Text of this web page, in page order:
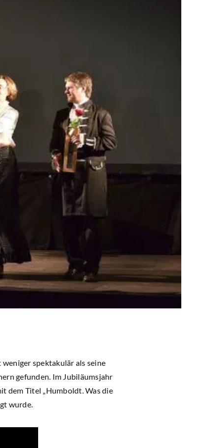
spektakulär als seine
gefunden. Im Jubiläumsjahr
dem Titel „Humboldt. Was die
wurde.